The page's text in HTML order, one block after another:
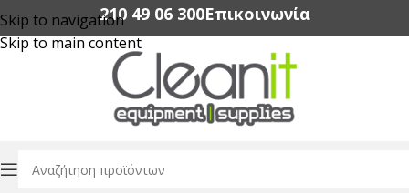
Skip to navigation
Skip to main content
210 49 06 300‬Επικοινωνία
Αρχική σελίδα/Εξοπλισμός Εστίασης